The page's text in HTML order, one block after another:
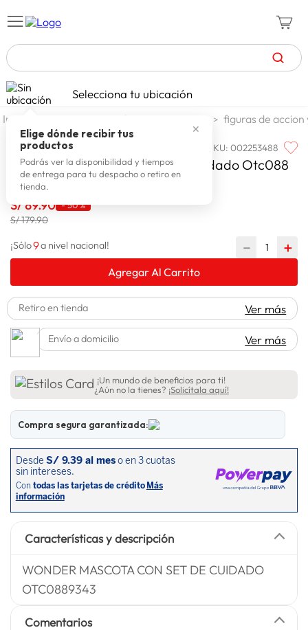
TÉRMINOS MÁS BUSCADOS
1. celulares
2. zapatillas mujer
3. zapatillas hombre
4. moda
5 . zapatillas
tv
7. laptop
9. lavadora
10. spiderman
Selecciona tu ubicación
✕
Elige dónde recibir tus
productos
Podrás ver la disponibilidad y tiempos
de entrega para tu despacho o retiro en
tienda.
jugueteria y escolar figuras de
WONDER SKU:002253488
Wonder Mascota Con Set De Cuidado Otc088
S/ 89.90 -50 %
S/ 179.90
¡Sólo9a nivel nacional! ＋
－
Agregar Al Carrito
Retiro en tienda Ver más
Envío a domicilio Ver más
¡Un mundo de beneficios para ti!
¿Aún no la tienes? ¡Solicítala aquí!
Compra segura garantizada:
Características y descripción
WONDER MASCOTA CON SET DE CUIDADO
OTC0889343
Comentarios